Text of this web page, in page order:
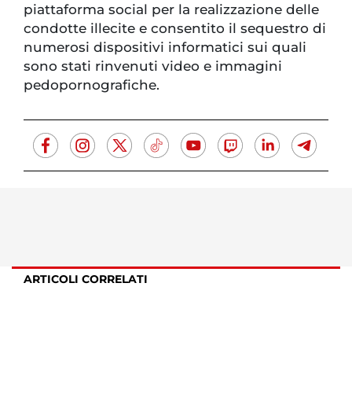
piattaforma social per la realizzazione delle
condotte illecite e consentito il sequestro di
numerosi dispositivi informatici sui quali
sono stati rinvenuti video e immagini
pedopornografiche.
ARTICOLI CORRELATI